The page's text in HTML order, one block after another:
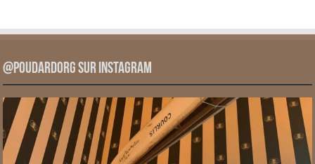
@PoudardOrg sur Instagram